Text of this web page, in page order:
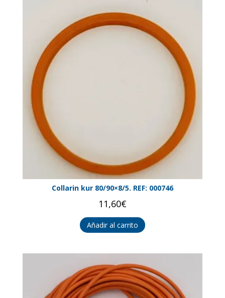
Collarin kur 80/90×8/5. REF: 000746
11,60€
Añadir al carrito